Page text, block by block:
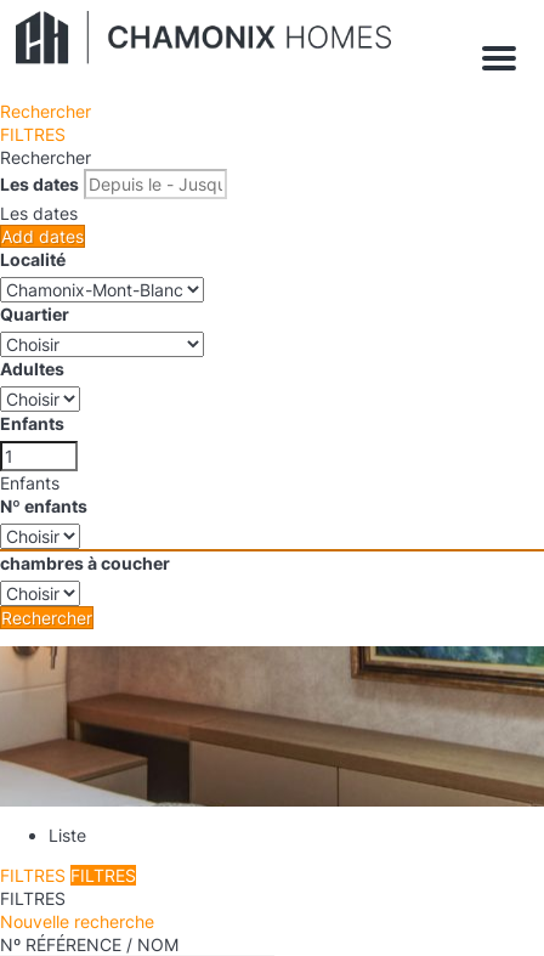
Menu
Rechercher
FILTRES
Rechercher
Les dates
Les dates
Add dates
Localité
Quartier
Adultes
Enfants
Enfants
Nº enfants
chambres à coucher
Rechercher
Liste
FILTRES FILTRES
FILTRES
Nouvelle recherche
Nº RÉFÉRENCE / NOM